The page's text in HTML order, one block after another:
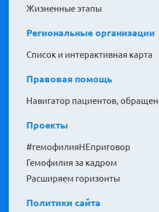
Жизненные этапы
Региональные организации
Список и интерактивная карта
Правовая помощь
Навигатор пациентов,
Проекты
#гемофилияНЕприговор
Гемофилия за кадром
Расширяем горизонты
Политики сайта